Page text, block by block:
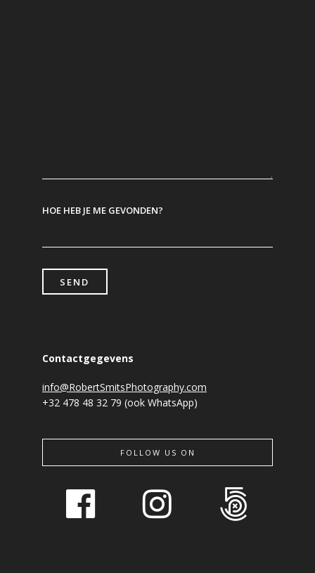
HOE HEB JE ME GEVONDEN?
Contactgegevens
info@RobertSmitsPhotography.com
+32 478 48 32 79 (ook WhatsApp)
FOLLOW US ON